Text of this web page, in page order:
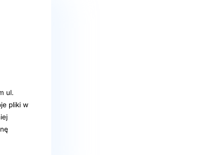
ul.
pliki w